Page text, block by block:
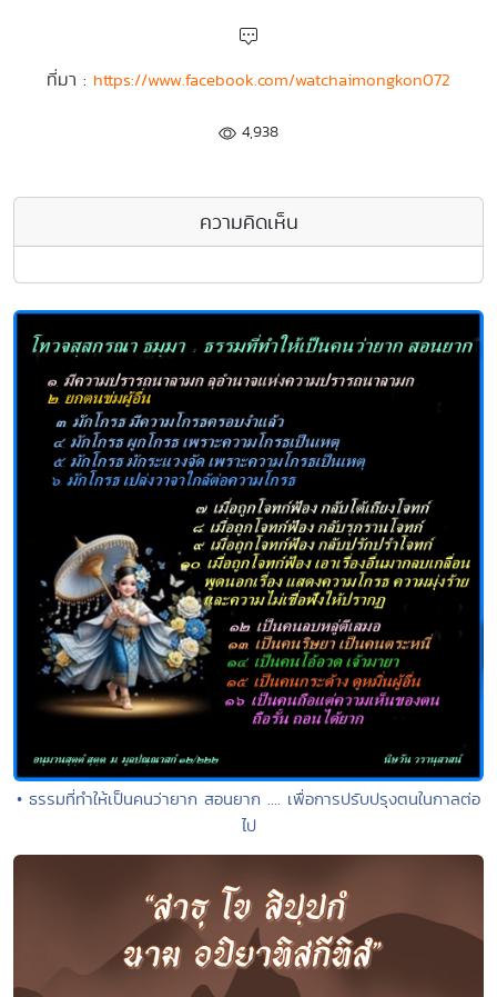
ที่มา : https://www.facebook.com/watchaimongkon072
4,938
ความคิดเห็น
• ธรรมที่ทำให้เป็นคนว่ายาก สอนยาก .... เพื่อการปรับปรุงตนในกาลต่อ
ไป